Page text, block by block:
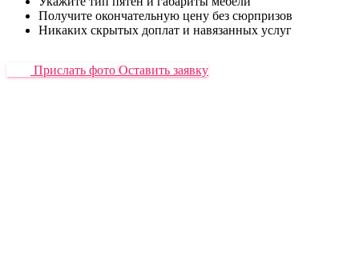
Получите окончательную цену без сюрпризов
Никаких скрытых доплат и навязанных услуг
Прислать фото Оставить заявку